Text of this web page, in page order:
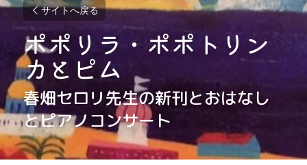
サイトへ戻る
ポポリラ・ポポトリン
カとピム
春畑セロリ先生の新刊とおはなし
とピアノコンサート